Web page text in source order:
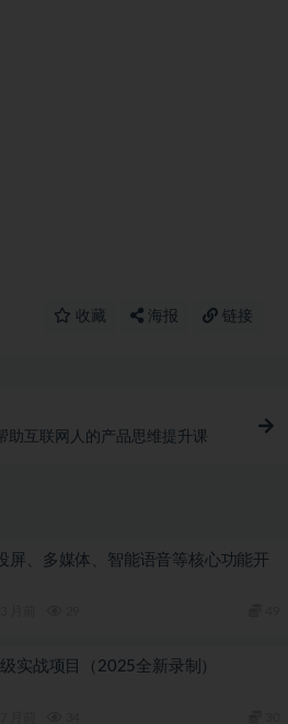
收藏 海报 链接
助互联网人的产品思维提升课
屏、多媒体、智能语音等核心功能开
实战项目（2025全新录制）